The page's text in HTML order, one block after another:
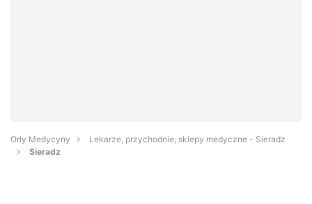
Orły Medycyny
Lekarze, przychodnie, sklepy medyczne - Sieradz
Sieradz